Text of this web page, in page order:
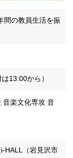
ン
間の教員生活を振
13:00から）
音楽文化専攻 音
HALL（岩見沢市